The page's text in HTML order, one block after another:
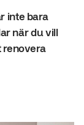
inte bara
när du vill
renovera